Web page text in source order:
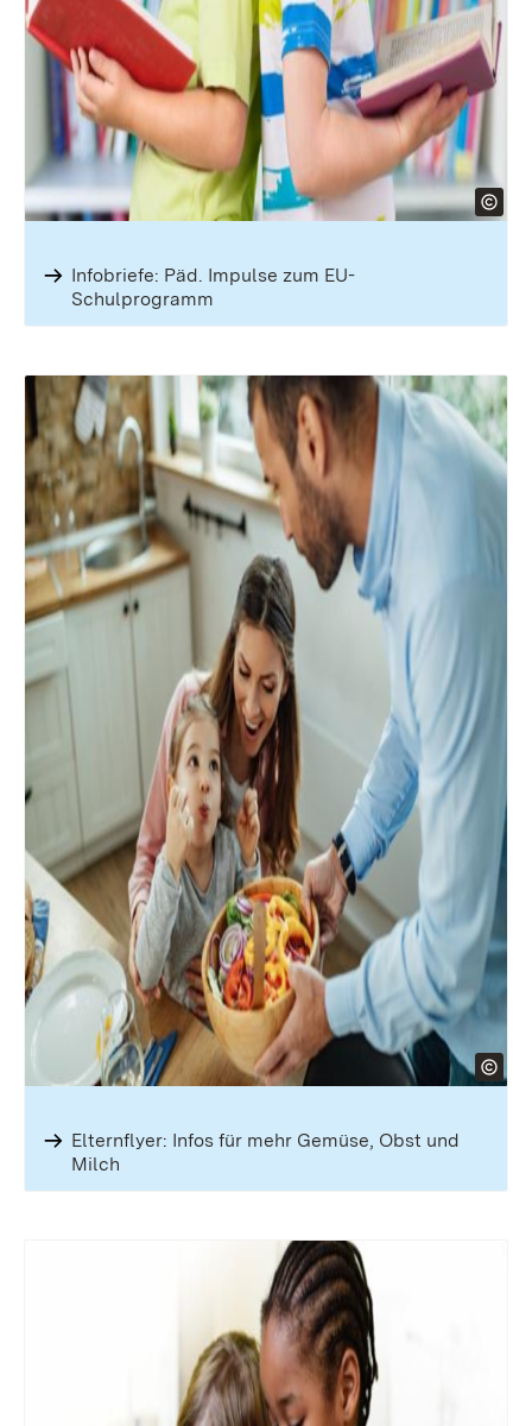
Infobriefe: Päd. Impulse zum EU-
Schulprogramm
Elternflyer: Infos für mehr Gemüse, Obst und
Milch